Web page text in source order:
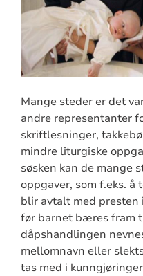
Mange steder er det
andre representanter
skriftlesninger,
mindre liturgiske
søsken kan de mange
oppgaver, som f.eks. å
blir avtalt med presten
før barnet bæres fram
dåpshandlingen
mellomnavn eller
tas med i